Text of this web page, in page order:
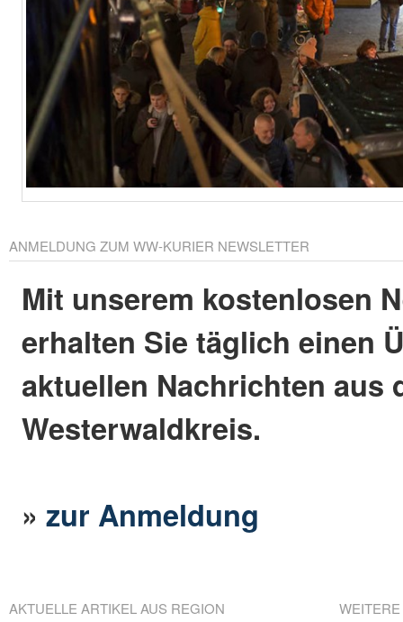
ANMELDUNG ZUM WW-KURIER NEWSLETTER
Mit unserem kostenlosen
erhalten Sie täglich einen
aktuellen Nachrichten aus
Westerwaldkreis.
»zur Anmeldung
AKTUELLE ARTIKEL AUS REGION